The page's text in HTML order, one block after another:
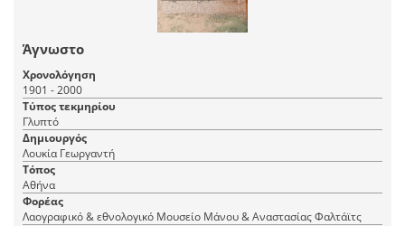
Άγνωστο
Χρονολόγηση
1901 - 2000
Τύπος τεκμηρίου
Γλυπτό
Δημιουργός
Λουκία Γεωργαντή
Τόπος
Αθήνα
Φορέας
Λαογραφικό & εθνολογικό Μουσείο Μάνου & Αναστασίας Φαλτάϊτς